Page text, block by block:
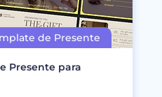
Presente para